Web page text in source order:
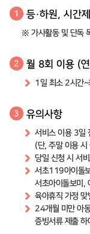
1 등·하원, 시간
※ 가사활동 및 단독
2 월 8회 이용 (
1일 최소 2시간
3 유의사항
서비스 이용 3일
(단, 주말 이용
당일 신청 시 서
서초119아이돌
서초아이돌보미,
육아휴직 가정 맞
24개월 미만 아
증빙서류 제출 하